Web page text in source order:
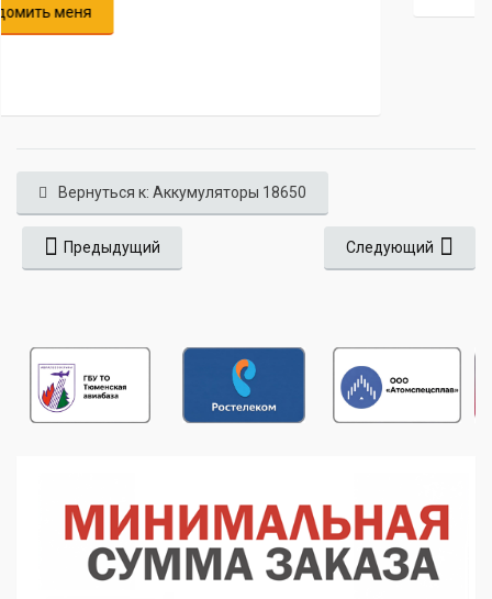
Вернуться к: Аккумуляторы 18650
Предыдущий Следующий